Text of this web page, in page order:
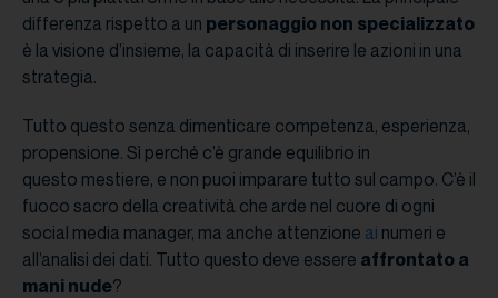
differenza rispetto a un personaggio non specializzato
è la visione d’insieme, la capacità di inserire le azioni in una
strategia.
Tutto questo senza dimenticare competenza, esperienza,
propensione. Sì perché c’è grande equilibrio in
questo mestiere, e non puoi imparare tutto sul campo. C’è il
fuoco sacro della creatività che arde nel cuore di ogni
social media manager, ma anche attenzione ai numeri e
all’analisi dei dati. Tutto questo deve essere affrontato a
mani nude?